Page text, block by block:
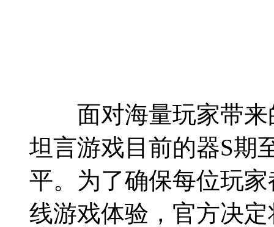
面对海量玩家带来
坦言游戏目前的器S期
平。为了确保每位玩
线游戏体验，官方决